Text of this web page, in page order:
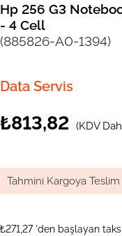
Hp 256 G3
- 4 Cell
(885826-A0-1394)
Data Servis
₺813,82 (KDV
Tahmini Kargoya
₺271,27 'den başlayan